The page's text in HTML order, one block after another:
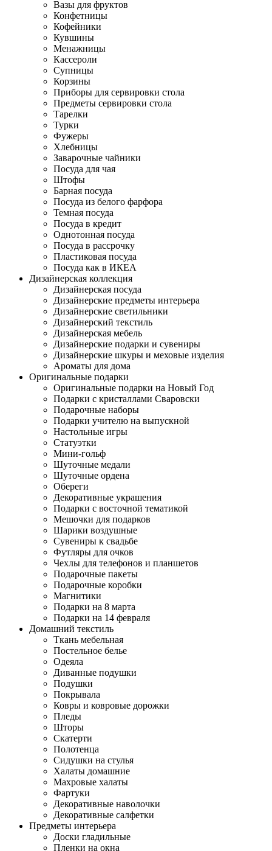
Вазы для фруктов
Конфетницы
Кофейники
Кувшины
Менажницы
Кассероли
Супницы
Корзины
Приборы для сервировки стола
Предметы сервировки стола
Тарелки
Турки
Фужеры
Хлебницы
Заварочные чайники
Посуда для чая
Штофы
Барная посуда
Посуда из белого фарфора
Темная посуда
Посуда в кредит
Однотонная посуда
Посуда в рассрочку
Пластиковая посуда
Посуда как в ИКЕА
Дизайнерская коллекция
Дизайнерская посуда
Дизайнерские предметы интерьера
Дизайнерские светильники
Дизайнерский текстиль
Дизайнерская мебель
Дизайнерские подарки и сувениры
Дизайнерские шкуры и меховые изделия
Ароматы для дома
Оригинальные подарки
Оригинальные подарки на Новый Год
Подарки с кристаллами Сваровски
Подарочные наборы
Подарки учителю на выпускной
Настольные игры
Статуэтки
Мини-гольф
Шуточные медали
Шуточные ордена
Обереги
Декоративные украшения
Подарки с восточной тематикой
Мешочки для подарков
Шарики воздушные
Сувениры к свадьбе
Футляры для очков
Чехлы для телефонов и планшетов
Подарочные пакеты
Подарочные коробки
Магнитики
Подарки на 8 марта
Подарки на 14 февраля
Домашний текстиль
Ткань мебельная
Постельное белье
Одеяла
Диванные подушки
Подушки
Покрывала
Ковры и ковровые дорожки
Пледы
Шторы
Скатерти
Полотенца
Сидушки на стулья
Халаты домашние
Махровые халаты
Фартуки
Декоративные наволочки
Декоративные салфетки
Предметы интерьера
Доски гладильные
Пленки на окна